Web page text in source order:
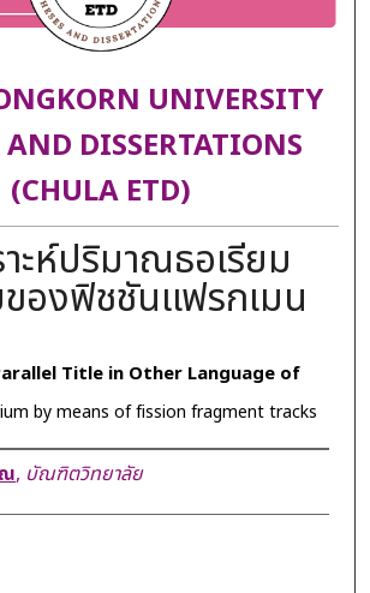
UNIVERSITY
AND DISSERTATIONS
(CHULA ETD)
าะห์ปริมาณธอเรียม
องฟิชชันแฟรกเมน
Title in Other Language of
by means of fission fragment tracks
, บัณฑิตวิทยาลัย